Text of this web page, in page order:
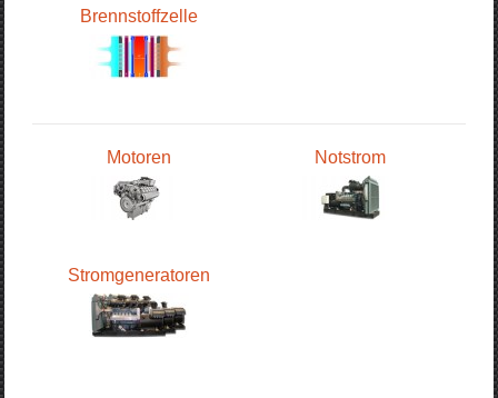
Brennstoffzelle
Motoren Notstrom
Stromgeneratoren